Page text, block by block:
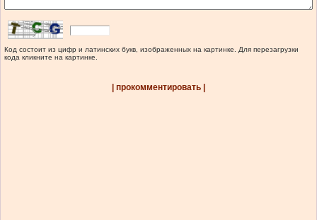
Код состоит из цифр и латинских букв, изображенных на картинке. Для перезагрузки
кода кликните на картинке.
| прокомментировать |